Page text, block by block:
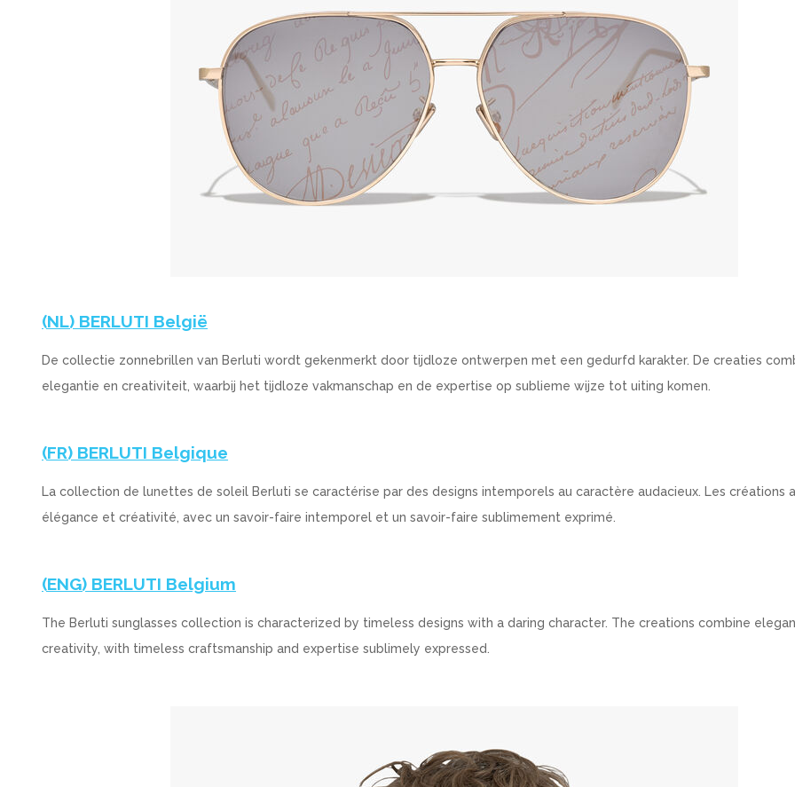
(NL) BERLUTI België
De collectie zonnebrillen van Berluti wordt gekenmerkt door tijdloze ontwerpen met een gedurfd karakter. De creaties
elegantie en creativiteit, waarbij het tijdloze vakmanschap en de expertise op sublieme wijze tot uiting komen.
(FR) BERLUTI Belgique
La collection de lunettes de soleil Berluti se caractérise par des designs intemporels au caractère audacieux. Les créations
élégance et créativité, avec un savoir-faire intemporel et un savoir-faire sublimement exprimé.
(ENG) BERLUTI Belgium
The Berluti sunglasses collection is characterized by timeless designs with a daring character. The creations combine
creativity, with timeless craftsmanship and expertise sublimely expressed.